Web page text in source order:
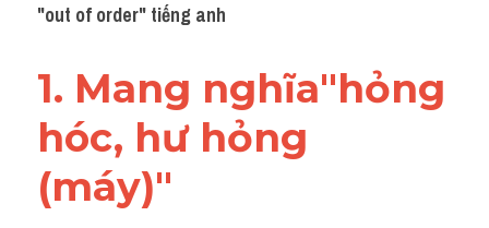
Word form
Cách dùng từ
Phân biệt từ
"out of order" tiếng anh
1. Mang nghĩa"hỏng
hóc, hư hỏng
(máy)"